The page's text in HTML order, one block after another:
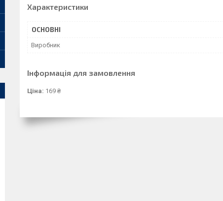
Характеристики
ОСНОВНІ
Виробник
Інформація для замовлення
Ціна: 169 ₴